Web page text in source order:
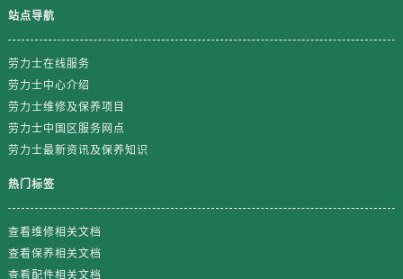
澳门特别行政区大堂区议事亭前地（新马路）售后服务中心（需提前预约）
站点导航
劳力士在线服务
劳力士中心介绍
劳力士维修及保养项目
劳力士中国区服务网点
劳力士最新资讯及保养知识
热门标签
查看维修相关文档
查看保养相关文档
查看配件相关文档